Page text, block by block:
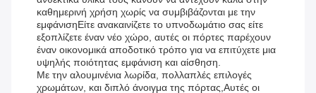
καθημερινή χρήση χωρίς να συμβιβάζονται με την
εμφάνισηΕίτε ανακαινίζετε το υπνοδωμάτιο σας είτε
εξοπλίζετε έναν νέο χώρο, αυτές οι πόρτες παρέχουν
έναν οικονομικά αποδοτικό τρόπο για να επιτύχετε μια
υψηλής ποιότητας εμφάνιση και αίσθηση.
Με την αλουμινένια λωρίδα, πολλαπλές επιλογές
χρωμάτων, και διπλό άνοιγμα της πόρτας,Αυτές οι